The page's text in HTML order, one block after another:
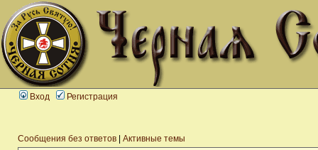
Вход Регистрация
Сообщения без ответов Активные темы